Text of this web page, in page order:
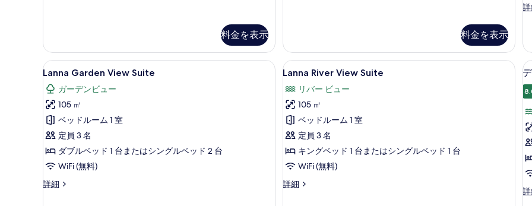
真
を
表
示
す
る
料金を表示
真
を
示
す
る
料金を表示
デ
ス
ル
ー
ガ
デ
ン
ビ
ュ
ー
詳
細
Lanna
Garden
View
Suite
の
す
べ
て
の
Lanna Garden View Suite | 高級寝具、ミニバー、セーフティボックス (室内)、デスク
6
Lanna Garden View Suite
ガーデンビュー
105 ㎡
ベッドルーム 1 室
定員 3 名
ダブルベッド 1 台またはシングルベッド 2 台
WiFi (無料)
詳細
Lanna
Lanna
River
View
Suite
の
す
べ
て
の
Lanna River View Suite | 高級寝具、
6
Lanna River View Suite
リバー ビュー
105 ㎡
ベッドルーム 1 室
定員 3 名
キングベッド 1 台またはシングルベッド 1 台
WiFi (無料)
詳細
Lanna
デ